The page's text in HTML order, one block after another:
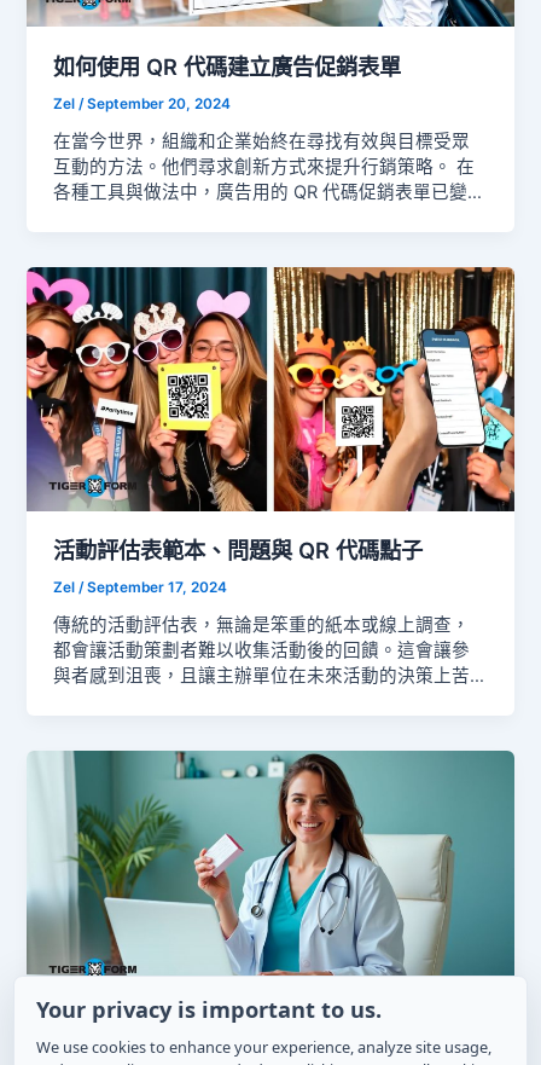
色的人而言，它是一種重新定義。 這一天也與失去與
父親的人，慶祝可能會帶有苦澀的感受。 最終，這是
出、無聲的犧牲，以及那些不一定需要豪華表現的指
引。 在許多方面，父親節與我們對母親的致敬方式相
似。母親節以鮮花傳遞情感，而父親節則長期帶有較
為輕鬆、戶外的氛圍。 這正是它特別之處。它不在於
如何使用 QR 代碼建立廣告促銷表單
Zel/September 20, 2024
在當今世界，組織和企業始終在尋找有效與目標受眾
互動的方法。他們尋求創新方式來提升行銷策略。 在
各種工具與做法中，廣告用的 QR 代碼促銷表單已變得
銷活動中部署促銷表單的最佳方式非常重要。讓我們
一起找出答案。 什麼是廣告促銷表單？ 廣告促銷表單
是用於收集客戶資料的線上或紙本表單，供行銷活動
使用。它協助企業管理參加資訊、確認參與並蒐集未
來促銷的有用資料。 廣告或傳單等工具有助於推廣令
人興奮的行銷活動。當提供優惠券、比賽或投票時，
設計良好的廣告促銷表單讓顧客輕鬆參與，並鼓勵他
們加入。 這些表單透過讓顧客主動參與，提高轉換率
並加深對顧客的了解。最棒的是，它們可以透過線上
表單建立器與 QR 代碼串接，成為廣告與促銷的表單建
僅效率高，也有助於觸及更廣大的受眾。 每個廣告促
大目標是：(1) 瞭解參與者，(2) 驗證參與結果。為達成
這兩個目標，表單應包含正確的欄位。 每個欄位都有
助於確認誰加入、記錄同意並追蹤參與情況。缺少正
確欄位會導致資料不完整、得獎者未驗證，進而影響
以及如何在之後聯絡他們。它是潛在客戶表單最重要
的欄位之一，因為它保持參與資料的有效與有序。若
缺少這些欄位，將面臨重複、假冒或錯過得獎通知的
風險。
活動評估表範本、問題與 QR 代碼點子
Zel/September 17, 2024
傳統的活動評估表，無論是笨重的紙本或線上調查，
都會讓活動策劃者難以收集活動後的回饋。這會讓參
與者感到沮喪，且讓主辦單位在未來活動的決策上苦
能會嚴重影響您未來活動的成功。 但是有解決方案：
活動評估的 QR 表單。這些簡單、使用者友善的表單能
消除麻煩，提高回覆率。 深入了解 QR 表單如何簡化
活動後評估。我們將探討其優點、實際案例以及成功
應用。更會示範如何輕鬆建立 QR 連結的評估表單。
TL;DR：什麼是活動評估表？ 活動評估表是一種在活動
結束後收集參與者回饋的簡易方式。它協助主辦單位
了解哪些做得好、哪些需要改進。 表單使用一系列問
題，從節目、講者到場地與整體體驗，萃取觀眾的見
解。然而，手動表單耗時且可能導致不便，例如人為
錯誤或遺失。 因此，整合 QR code 的評估表讓人們能
接觸式表單，活動的評估表建置與收集將更順暢。當
如何使用醫療表格來追蹤藥物
Your privacy is important to us.
We use cookies to enhance your experience, analyze site usage,